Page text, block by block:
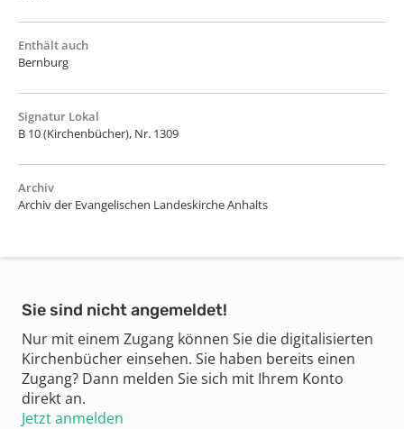
Enthält auch
Bernburg
Signatur Lokal
B 10 (Kirchenbücher), Nr. 1309
Archiv
Archiv der Evangelischen Landeskirche Anhalts
Sie sind nicht angemeldet!
Nur mit einem Zugang können Sie die digitalisierten
Kirchenbücher einsehen. Sie haben bereits einen
Zugang? Dann melden Sie sich mit Ihrem Konto
direkt an.
Jetzt anmelden